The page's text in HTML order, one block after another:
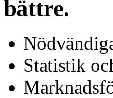
bättre.
Statistik